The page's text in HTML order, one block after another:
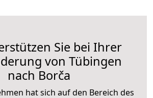
Sie bei Ihrer
von Tübingen
nach Borča
hat sich auf den Bereich des